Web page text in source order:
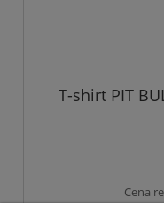
T-shirt PIT
Cena